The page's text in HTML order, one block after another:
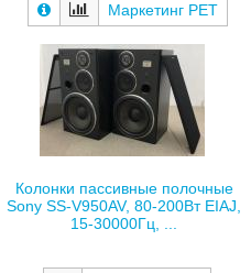
Маркетинг РЕТ
Колонки пассивные полочные
Sony SS-V950AV, 80-200Вт EIAJ,
15-30000Гц, ...